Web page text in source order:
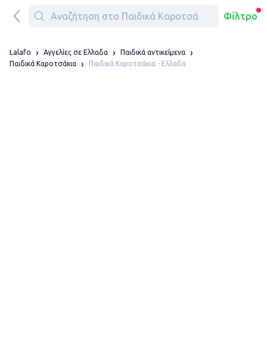
Φίλτρο
Lalafo Αγγελίες σε Ελλαδα
Παιδικά αντικείμενα
Παιδικά Καροτσάκια
Παιδικά Καροτσάκια - Ελλαδα